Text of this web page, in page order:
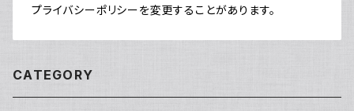
プライバシーポリシーを変更することがあります。
CATEGORY